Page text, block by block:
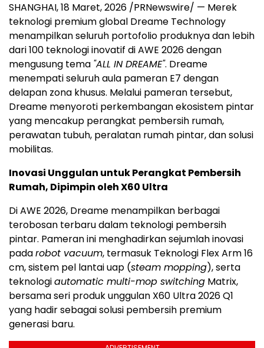
SHANGHAI,18 Maret, 2026 /PRNewswire/ — Merek
teknologi premium global Dreame Technology
menampilkan seluruh portofolio produknya dan lebih
dari 100 teknologi inovatif di AWE 2026 dengan
mengusung tema "ALL IN DREAME". Dreame
menempati seluruh aula pameran E7 dengan
delapan zona khusus. Melalui pameran tersebut,
Dreame menyoroti perkembangan ekosistem pintar
yang mencakup perangkat pembersih rumah,
perawatan tubuh, peralatan rumah pintar, dan solusi
mobilitas.
Inovasi Unggulan untuk Perangkat Pembersih
Rumah, Dipimpin oleh X60 Ultra
Di AWE 2026, Dreame menampilkan berbagai
terobosan terbaru dalam teknologi pembersih
pintar. Pameran ini menghadirkan sejumlah inovasi
padarobot vacuum, termasuk Teknologi Flex Arm 16
cm, sistem pel lantai uap (steam mopping), serta
teknologiautomatic multi-mop switching Matrix,
bersama seri produk unggulan X60 Ultra 2026 Q1
yang hadir sebagai solusi pembersih premium
generasi baru.